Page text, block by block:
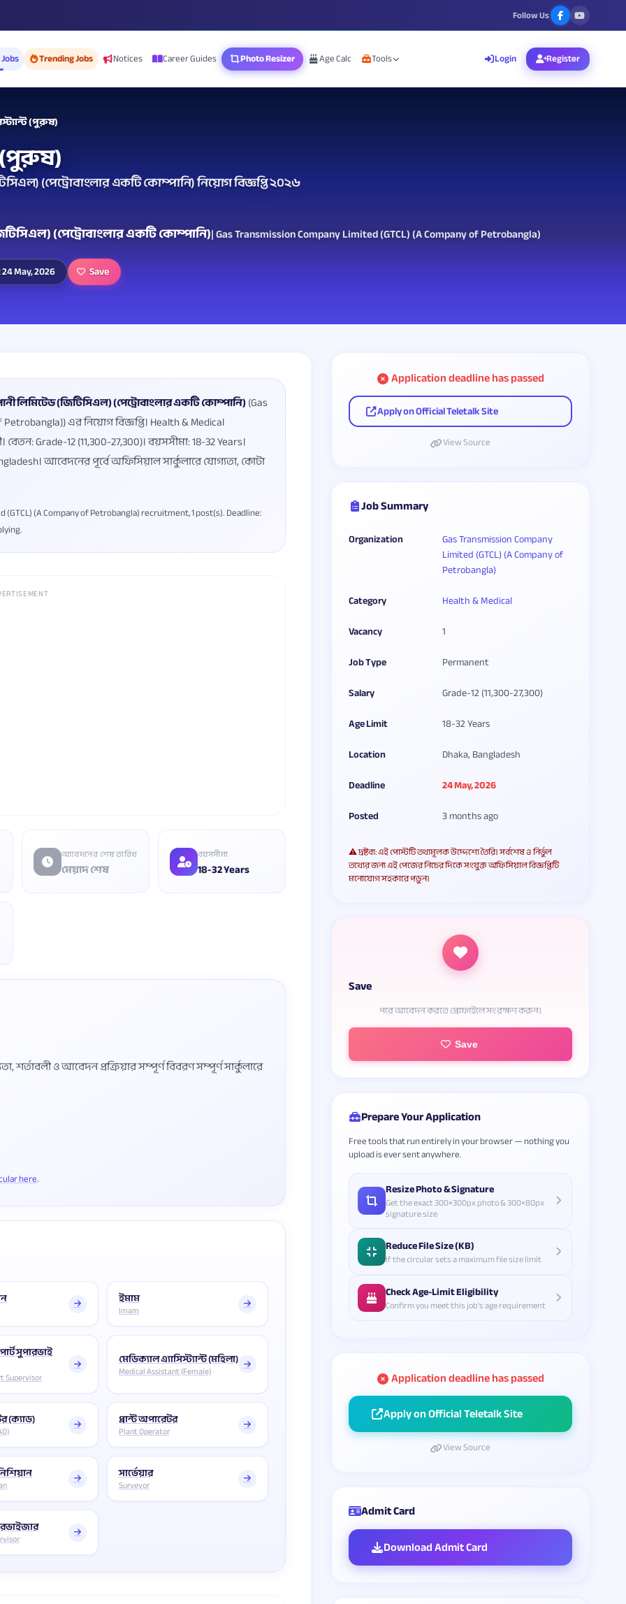
Follow Us
Trending Jobs Notices Career Guides Photo Resizer Age Calc Tools Login Register
(পুরুষ)
(পুরুষ)
(পেট্রোবাংলার একটি কোম্পানি) নিয়োগ বিজ্ঞপ্তি ২০২৬
(পেট্রোবাংলার একটি কোম্পানি)| Gas Transmission Company Limited (GTCL) (A Company of Petrobangla)
May, 2026 Save
লিমিটেড (জিটিসিএল) (পেট্রোবাংলার একটি কোম্পানি)(Gas
এর নিয়োগ বিজ্ঞপ্তি। Health & Medical
Grade-12 (11,300-27,300)। বয়সসীমা: 18-32 Years।
আবেদনের পূর্বে অফিসিয়াল সার্কুলারে যোগ্যতা, কোটা
(A Company of Petrobangla) recruitment, 1 post(s). Deadline:
আবেদনের শেষ তারিখ
মেয়াদ শেষ
বয়সসীমা
18-32 Years
ও আবেদন প্রক্রিয়ার সম্পূর্ণ বিবরণ সম্পূর্ণ সার্কুলারে
here
ইমাম
Imam
সুপারভাই
Supervisor
মেডিক্যাল এ্যাসিস্ট্যান্ট (মহিলা)
Medical Assistant (Female)
(ক্যাড) প্লান্ট অপারেটর
Plant Operator
সার্ভেয়ার
Surveyor
Application deadline has passed
Apply on Official Teletalk Site
View Source
Job Summary
Organization
Gas Transmission Company
Limited (GTCL) (A Company of
Petrobangla)
Category
Health & Medical
Vacancy
1
Job Type
Permanent
Salary
Grade-12 (11,300-27,300)
Age Limit
18-32 Years
Location
Dhaka, Bangladesh
Deadline
24 May, 2026
Posted
3 months ago
⚠️ দ্রষ্টব্য: এই পোস্টটি তথ্যমূলক উদ্দেশ্যে তৈরি। সর্বশেষ ও নির্ভুল
তথ্যের জন্য এই পেজের নিচের দিকে সংযুক্ত অফিসিয়াল বিজ্ঞপ্তিটি
মনোযোগ সহকারে পড়ুন।
Save
পরে আবেদন করতে প্রোফাইলে সংরক্ষণ করুন।
Save
Prepare Your Application
Free tools that run entirely in your browser — nothing you
upload is ever sent anywhere.
Resize Photo & Signature
Get the exact 300×300px photo & 300×80px
signature size
Reduce File Size (KB)
If the circular sets a maximum file size limit
Check Age-Limit Eligibility
Confirm you meet this job's age requirement
Application deadline has passed
Apply on Official Teletalk Site
View Source
Admit Card
Download Admit Card